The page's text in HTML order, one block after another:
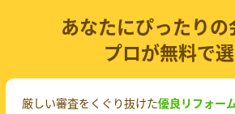
あなたにぴったりの
プロが無料で
厳しい審査をくぐり抜けた優良リフォー